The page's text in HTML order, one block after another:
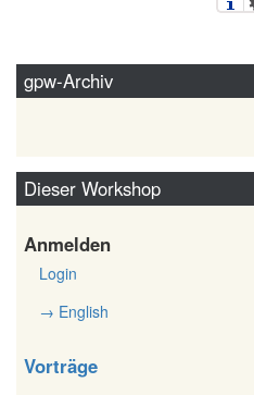
gpw-Archiv
Dieser Workshop
Anmelden
Login
→ English
Vorträge